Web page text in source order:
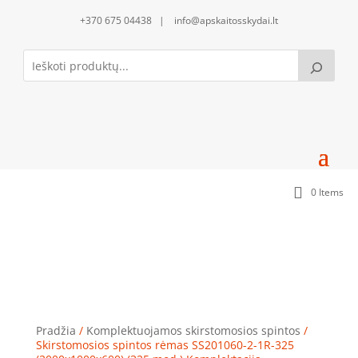
+370 675 04438 | info@apskaitosskydai.lt
0 Items
Pradžia / Komplektuojamos skirstomosios spintos /
Skirstomosios spintos rėmas SS201060-2-1R-325